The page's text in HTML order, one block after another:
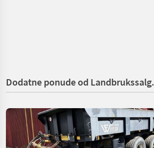
Dodatne ponude od